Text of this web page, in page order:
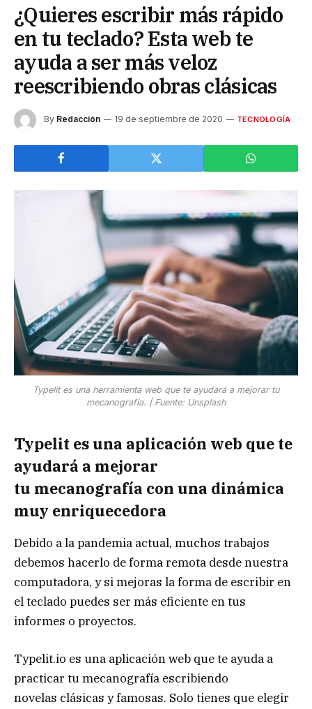
¿Quieres escribir más rápido
en tu teclado? Esta web te
ayuda a ser más veloz
reescribiendo obras clásicas
By Redacción 19 de septiembre de 2020 TECNOLOGÍA
Typelit es una herramienta web que te ayudará a mejorar tu
mecanografía. | Fuente: Unsplash
Typelit es una aplicación web que te
ayudará a mejorar
tu mecanografía con una dinámica
muy enriquecedora
Debido a la pandemia actual, muchos trabajos
debemos hacerlo de forma remota desde nuestra
computadora, y si mejoras la forma de escribir en
el teclado puedes ser más eficiente en tus
informes o proyectos.
Typelit.io es una aplicación web que te ayuda a
practicar tu mecanografía escribiendo
novelas clásicas y famosas. Solo tienes que elegir